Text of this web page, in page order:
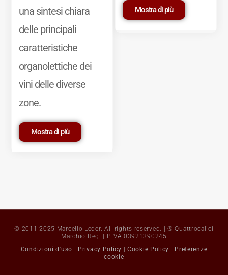
una sintesi chiara
delle principali
caratteristiche
organolettiche dei
vini delle diverse
zone.
Mostra di più
Mostra di più
© 2011-2025 Marcello Leder. All rights reserved. | ® Quattrocalici
Marchio Reg. | P.IVA 03921390245
Condizioni d'uso | Privacy Policy | Cookie Policy | Preferenze
cookie